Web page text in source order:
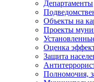
Департаменты
Объекты на
Проекты
Оценка
Защита
Полномочия,